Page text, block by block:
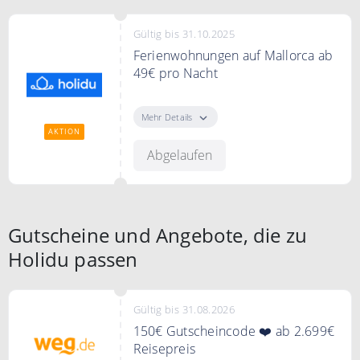
AKTION
Gültig bis 31.10.2025
Ferienwohnungen auf Mallorca ab
49€ pro Nacht
Mallorca ab 49€ pro Nacht
Mehr Details
Abgelaufen
Gutscheine und Angebote, die zu
Holidu passen
Gültig bis 31.08.2026
150€ Gutscheincode ❤️ ab 2.699€
Reisepreis